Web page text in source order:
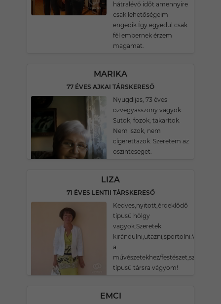
hátralévő időt amennyire
csak lehetőségeim
engedik.Így egyedül csak
fél embernek érzem
magamat.
MARIKA
77 ÉVES AJKAI TÁRSKERESŐ
Nyugdijas, 73 éves
ozvegyasszony vagyok.
Sutok, fozok, takarítok.
Nem iszok, nem
cígerettazok. Szeretem az
oszinteseget.
LIZA
71 ÉVES LENTII TÁRSKERESŐ
Kedves,nyitott,érdeklődő
típusú hölgy
vagyok.Szeretek
a
művészetekhez/
típusú társra vágyom!
EMCI